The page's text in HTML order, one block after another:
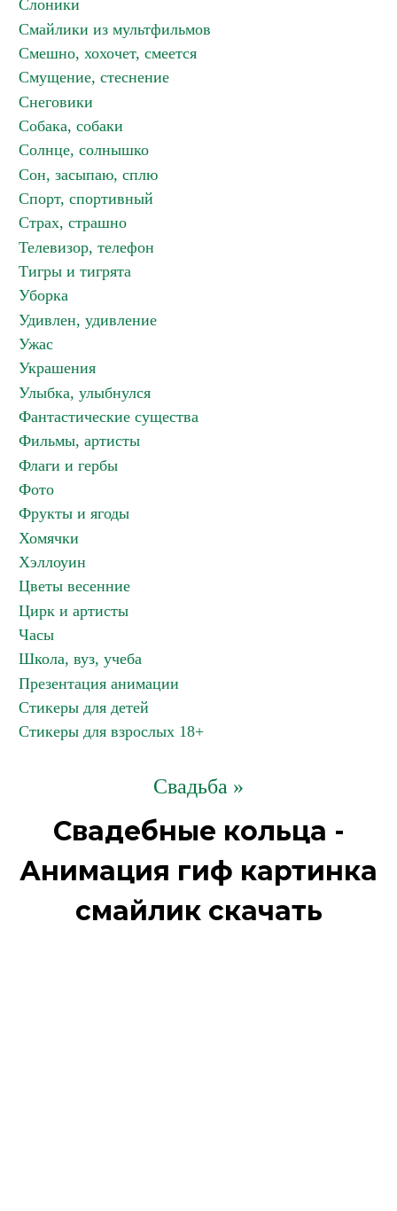
Слоники
Смайлики из мультфильмов
Смешно, хохочет, смеется
Смущение, стеснение
Снеговики
Собака, собаки
Солнце, солнышко
Сон, засыпаю, сплю
Спорт, спортивный
Страх, страшно
Телевизор, телефон
Тигры и тигрята
Уборка
Удивлен, удивление
Ужас
Украшения
Улыбка, улыбнулся
Фантастические существа
Фильмы, артисты
Флаги и гербы
Фото
Фрукты и ягоды
Хомячки
Хэллоуин
Цветы весенние
Цирк и артисты
Часы
Школа, вуз, учеба
Презентация анимации
Стикеры для детей
Стикеры для взрослых 18+
Свадьба »
Свадебные кольца -
Анимация гиф картинка
смайлик скачать